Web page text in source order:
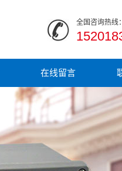
全国咨询热线：
在线留言